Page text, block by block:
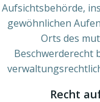
Aufsichtsbehörde,
gewöhnlichen
Orts des
Beschwerderecht
Recht